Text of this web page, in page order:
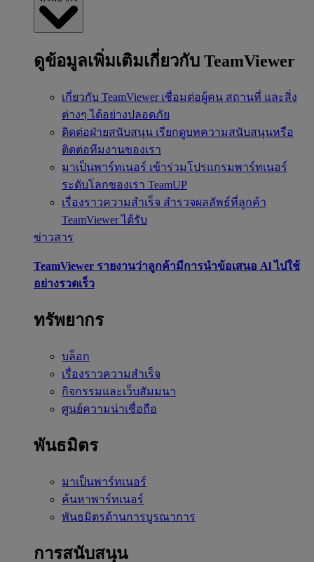
ดูข้อมูลเพิ่มเติมเกี่ยวกับ TeamViewer
เกี่ยวกับ TeamViewer เชื่อมต่อผู้คน สถานที่ และสิ่ง
ต่างๆ ได้อย่างปลอดภัย
ติดต่อฝ่ายสนับสนุน เรียกดูบทความสนับสนุนหรือ
ติดต่อทีมงานของเรา
มาเป็นพาร์ทเนอร์ เข้าร่วมโปรแกรมพาร์ทเนอร์
ระดับโลกของเรา TeamUP
เรื่องราวความสำเร็จ สำรวจผลลัพธ์ที่ลูกค้า
TeamViewer ได้รับ
ข่าวสาร
TeamViewer รายงานว่าลูกค้ามีการนำข้อเสนอ Al ไปใช้
อย่างรวดเร็ว
ทรัพยากร
บล็อก
เรื่องราวความสำเร็จ
กิจกรรมและเว็บสัมมนา
ศูนย์ความน่าเชื่อถือ
พันธมิตร
มาเป็นพาร์ทเนอร์
ค้นหาพาร์ทเนอร์
พันธมิตรด้านการบูรณาการ
การสนับสนุน